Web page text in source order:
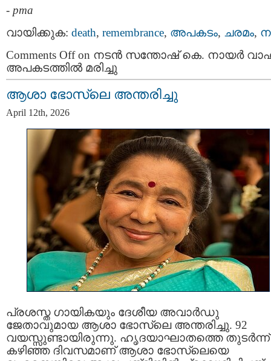
- pma
വായിക്കുക: death, remembrance, അപകടം, ചരമം,
Comments Offon നടന്‍ സന്തോഷ് കെ. നായര്‍
അപകടത്തില്‍ മരിച്ചു
ആശാ ഭോസ്‌ലെ അന്തരിച്ചു
April 12th, 2026
പ്രശസ്ത ഗായികയും ദേശീയ അവാർഡു
ജേതാവുമായ ആശാ ഭോസ്‌ലെ അന്തരിച്ചു. 92
വയസ്സുണ്ടായിരുന്നു. ഹൃദയാഘാതത്തെ തുടര്‍ന്ന്
കഴിഞ്ഞ ദിവസമാണ് ആശാ ഭോസ്‌ലെയെ